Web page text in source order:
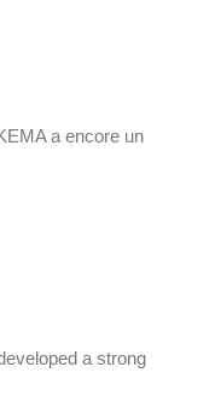
a encore un
a strong